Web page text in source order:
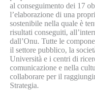
al conseguimento dei 17
l’elaborazione di una
sostenibile nella quale è
risultati conseguiti,
dall’Onu. Tutte le
il settore pubblico, la
Università e i centri di
comunicazione e nella
collaborare per il
Strategia.